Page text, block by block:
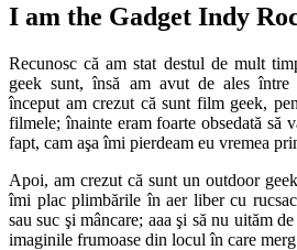
I am the Gadget Indy
Recunosc că am stat destul de mult
geek sunt, însă am avut de ales
început am crezut că sunt film geek,
filmele; înainte eram foarte obsedată să
fapt, cam aşa îmi pierdeam eu vremea
Apoi, am crezut că sunt un outdoor
îmi plac plimbările în aer liber cu
sau suc şi mâncare; aaa şi să nu uităm
imaginile frumoase din locul în care